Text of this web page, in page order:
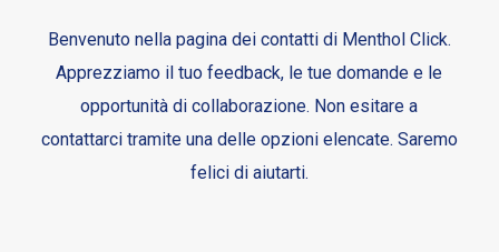
Benvenuto nella pagina dei contatti di Menthol Click.
Apprezziamo il tuo feedback, le tue domande e le
opportunità di collaborazione. Non esitare a
contattarci tramite una delle opzioni elencate. Saremo
felici di aiutarti.